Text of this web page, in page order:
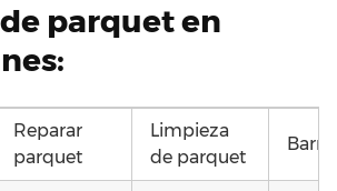
parquet en
Reparar
parquet
Limpieza
de parquet